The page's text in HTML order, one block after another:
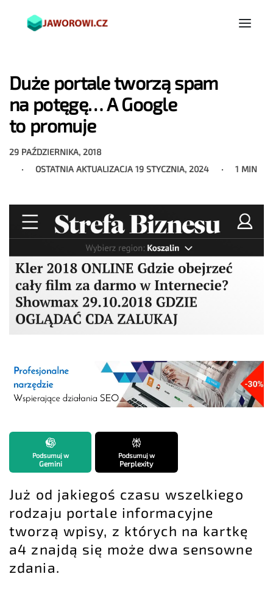
Duże portale tworzą spam
na potęgę… A Google
to promuje
29 PAŹDZIERNIKA, 2018
OSTATNIA AKTUALIZACJA19 STYCZNIA, 2024 1 MIN
Podsumuj w
Gemini
Podsumuj w
Perplexity
Już od jakiegoś czasu wszelkiego
rodzaju portale informacyjne
tworzą wpisy, z których na kartkę
a4 znajdą się może dwa sensowne
zdania.